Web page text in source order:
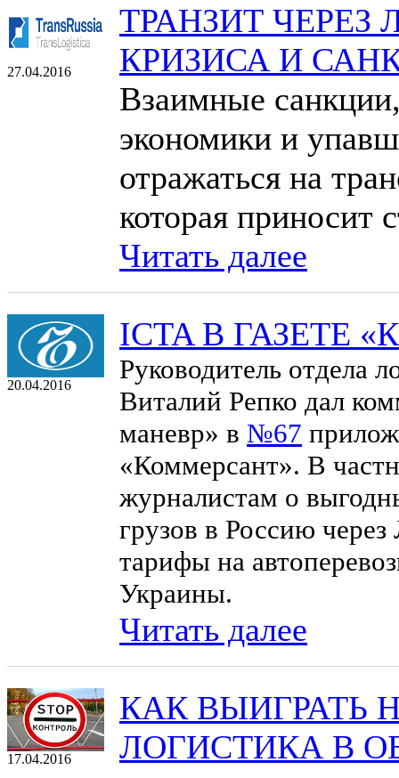
27.04.2016
ТРАНЗИТ
КРИЗИСА И
Взаимные
экономики и
отражаться на
которая приносит
Читать далее
20.04.2016
ICTA В ГАЗЕТЕ
Руководитель отдела
Виталий Репко дал
маневр» в №67
«Коммерсант». В
журналистам о
грузов в Россию
тарифы на
Украины.
Читать далее
17.04.2016
КАК ВЫИГРАТЬ
ЛОГИСТИКА В